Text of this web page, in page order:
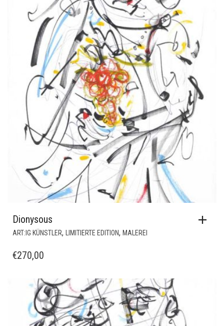
Dionysous
ART:IG KÜNSTLER, LIMITIERTE EDITION, MALEREI
€270,00